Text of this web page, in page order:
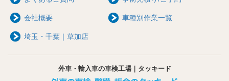
会社概要 車種別作業一覧
埼玉・千葉｜草加店
外車・輸入車の車検工場｜タッキード